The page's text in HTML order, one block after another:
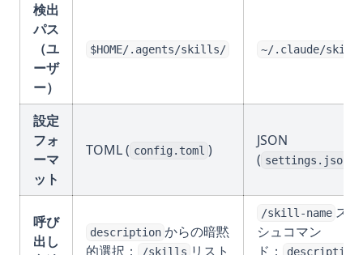
検出
パス
（ユ
ーザ
ー）
$HOME/.agents/skills/ ~/.claude/
設定
フォ
ーマ
ット
TOML ( config.toml )
JSON
( settings.json
呼び
出し
description からの暗黙
的選択；
/skills リスト
/skill-name ス
シュコマン
ド；
description